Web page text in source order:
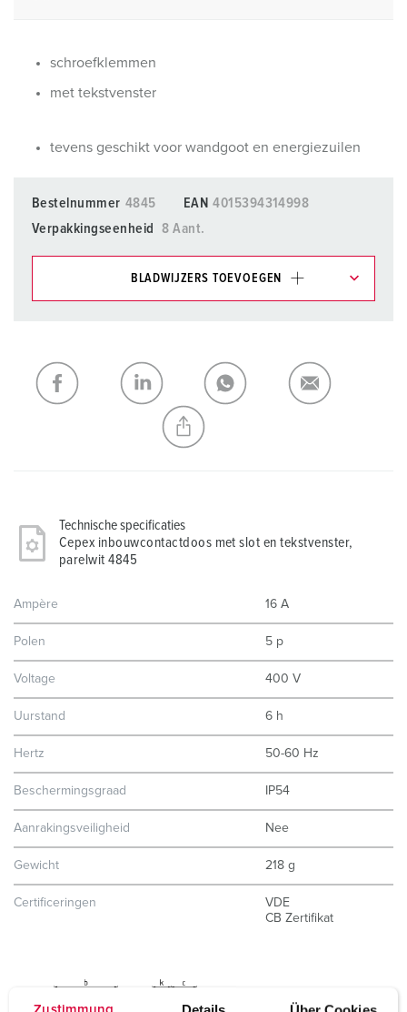
schroefklemmen
met tekstvenster
tevens geschikt voor wandgoot en energiezuilen
Bestelnummer 4845 EAN 4015394314998
Verpakkingseenheid
8 Aant.
BLADWIJZERS TOEVOEGEN
Mijn lijst TOEVOEGEN
NIEUW LIJST MAKEN
Technische specificaties
Cepex inbouwcontactdoos met slot en tekstvenster,
parelwit 4845
Ampère 16 A
Polen 5 p
Voltage 400 V
Uurstand 6 h
Hertz 50-60 Hz
Beschermingsgraad IP54
Aanrakingsveiligheid Nee
Gewicht 218 g
Certificeringen
VDE
CB Zertifikat